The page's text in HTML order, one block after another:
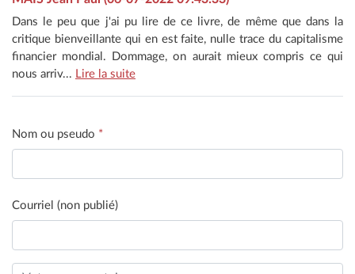
Dans le peu que j'ai pu lire de ce livre, de même que dans la
critique bienveillante qui en est faite, nulle trace du capitalisme
financier mondial. Dommage, on aurait mieux compris ce qui
nous arriv... Lire la suite
Nom ou pseudo *
Courriel (non publié)